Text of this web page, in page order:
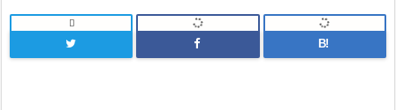

B!